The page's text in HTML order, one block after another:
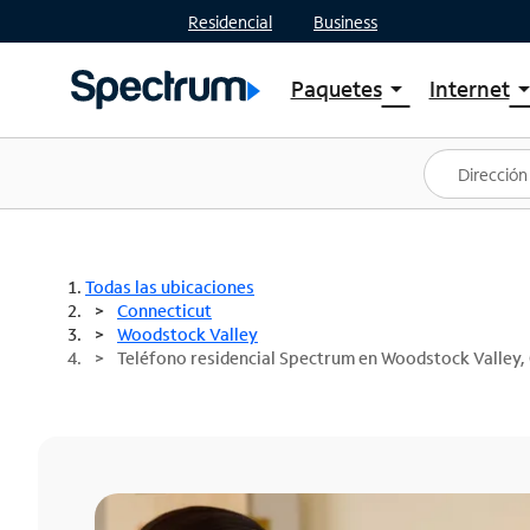
Residencial Business
Paquetesarrow_drop_down
Ver paquetes
Spectrum One
Mejores ofertas
Internetarrow_drop_down
Planes
Todas las ubicaciones
Connecticut
Woodstock Valley
Teléfono residencial Spectrum en Woodstock Valley,